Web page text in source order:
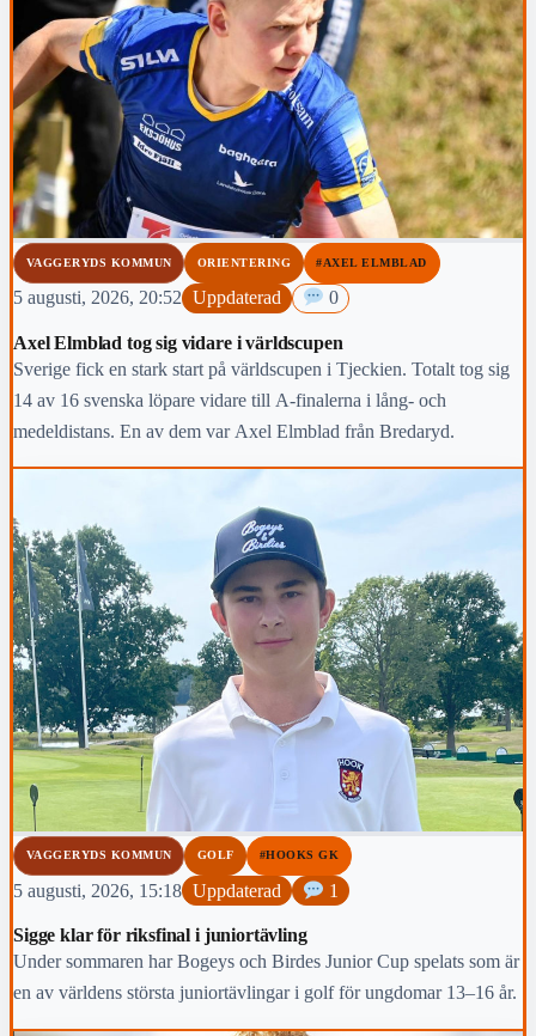
VAGGERYDS KOMMUN ORIENTERING #AXEL ELMBLAD
5 augusti, 2026, 20:52 Uppdaterad 0
Axel Elmblad tog sig vidare i världscupen
Sverige fick en stark start på världscupen i Tjeckien. Totalt tog sig
14 av 16 svenska löpare vidare till A-finalerna i lång- och
medeldistans. En av dem var Axel Elmblad från Bredaryd.
VAGGERYDS KOMMUN GOLF #HOOKS GK
5 augusti, 2026, 15:18 Uppdaterad 1
Sigge klar för riksfinal i juniortävling
Under sommaren har Bogeys och Birdes Junior Cup spelats som är
en av världens största juniortävlingar i golf för ungdomar 13–16 år.